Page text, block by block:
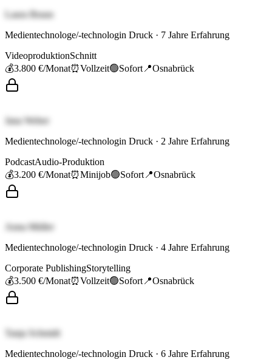
Laura Braun
Medientechnologe/-technologin Druck · 7 Jahre Erfahrung
VideoproduktionSchnitt
💰3.800 €/Monat⏰Vollzeit🟢Sofort 📍Osnabrück
Jana Weber
Medientechnologe/-technologin Druck · 2 Jahre Erfahrung
PodcastAudio-Produktion
💰3.200 €/Monat⏰Minijob🟢Sofort 📍Osnabrück
Anna Müller
Medientechnologe/-technologin Druck · 4 Jahre Erfahrung
Corporate PublishingStorytelling
💰3.500 €/Monat⏰Vollzeit🟢Sofort 📍Osnabrück
Tanja Schmidt
Medientechnologe/-technologin Druck · 6 Jahre Erfahrung